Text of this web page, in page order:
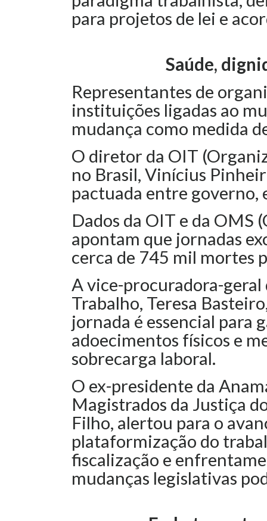
para projetos de lei e
Saúde,
Representantes de
instituições ligadas ao
mudança como medida
O diretor da OIT
no Brasil, Vinícius
pactuada entre governo,
Dados da OIT e da OMS
apontam que jornadas
cerca de 745 mil mortes
A vice-procuradora-
Trabalho, Teresa
jornada é essencial para
adoecimentos físicos e
sobrecarga laboral.
O ex-presidente da
Magistrados da Justiça
Filho, alertou para o
plataformização do
fiscalização e
mudanças legislativas